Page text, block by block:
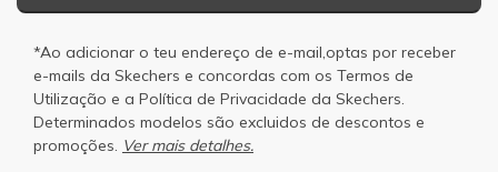
*Ao adicionar o teu endereço de e-mail,optas por receber
e-mails da Skechers e concordas com os Termos de
Utilização e a Política de Privacidade da Skechers.
Determinados modelos são excluidos de descontos e
promoções. Ver mais detalhes.